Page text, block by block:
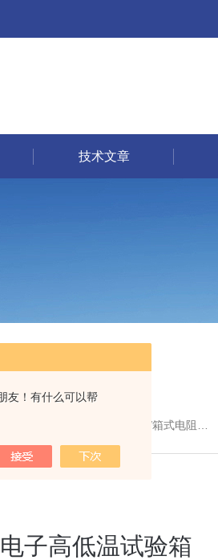
友！有什么可以帮
技术文章
高温马弗炉/管式炉/气氛炉/试验箱/摇床/振荡器/水槽/水浴锅等
电子高低温试验箱